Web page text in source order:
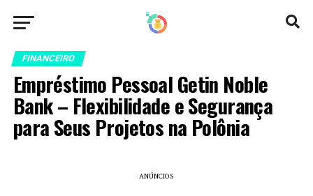
FINANCEIRO
Empréstimo Pessoal Getin Noble
Bank – Flexibilidade e Segurança
para Seus Projetos na Polônia
ANÚNCIOS